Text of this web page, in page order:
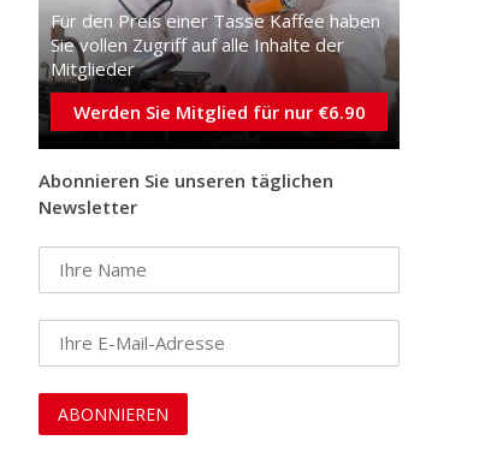
Für den Preis einer Tasse Kaffee haben
Sie vollen Zugriff auf alle Inhalte der
Mitglieder
Werden Sie Mitglied für nur €6.90
Abonnieren Sie unseren täglichen
Newsletter